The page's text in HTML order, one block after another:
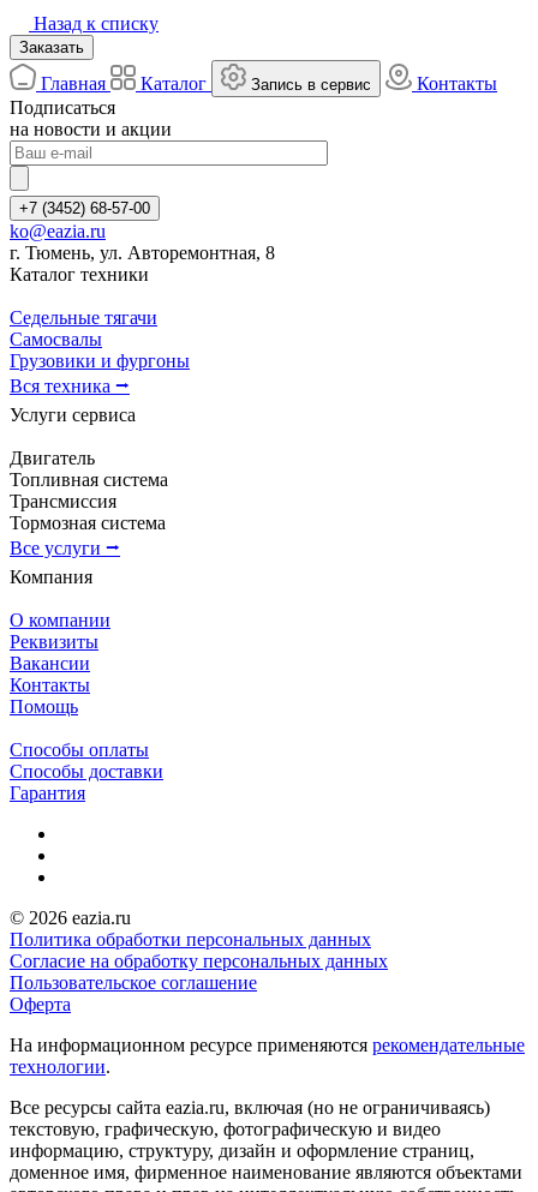
Назад к списку
Заказать
Главная Каталог Запись в сервис
Контакты
Подписаться
на новости и акции
+7 (3452) 68-57-00
ko@eazia.ru
г. Тюмень, ул. Авторемонтная, 8
Каталог техники
Седельные тягачи
Самосвалы
Грузовики и фургоны
Вся техника ⭢
Услуги сервиса
Двигатель
Топливная система
Трансмиссия
Тормозная система
Все услуги ⭢
Компания
О компании
Реквизиты
Вакансии
Контакты
Помощь
Способы оплаты
Способы доставки
Гарантия
© 2026 eazia.ru
Политика обработки персональных данных
Согласие на обработку персональных данных
Пользовательское соглашение
Оферта
На информационном ресурсе применяются рекомендательные
технологии.
Все ресурсы сайта eazia.ru, включая (но не ограничиваясь)
текстовую, графическую, фотографическую и видео
информацию, структуру, дизайн и оформление страниц,
доменное имя, фирменное наименование являются объектами